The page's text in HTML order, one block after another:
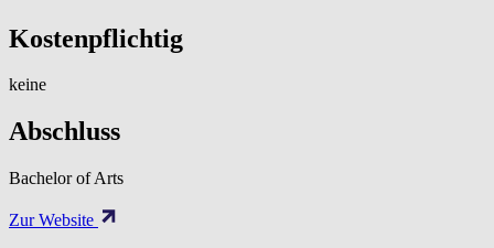
Kostenpflichtig
keine
Abschluss
Bachelor of Arts
Zur Website